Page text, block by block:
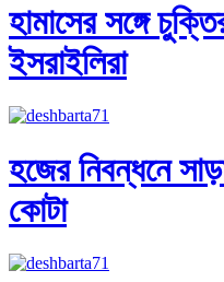
হামাসের সঙ্গে
ইসরাইলিরা
হজের নিবন্ধনে
কোটা